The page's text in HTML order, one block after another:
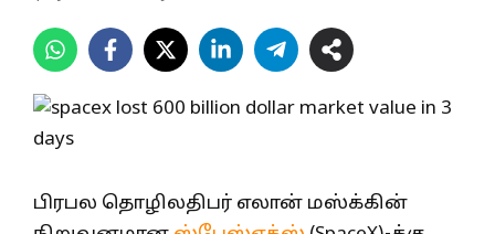
பிரபல தொழிலதிபர் எலான் மஸ்க்கின்